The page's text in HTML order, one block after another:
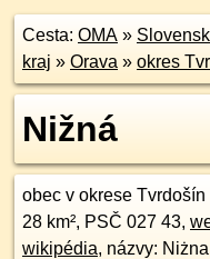
Cesta: OMA »
kraj » Orava » okres
Nižná
obec v okrese Tvrdošín
28 km², PSČ 027 43,
wikipédia, názvy: